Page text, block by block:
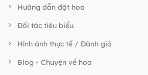
Hướng dẫn đặt hoa
Đối tác tiêu biểu
Hình ảnh thực tế / Đánh giá
Blog - Chuyện về hoa